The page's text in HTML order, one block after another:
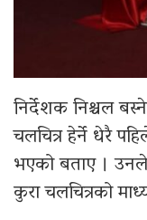
निर्देशक निश्चल
चलचित्र हेर्ने धेरै
भएको बताए ।
कुरा चलचित्रको